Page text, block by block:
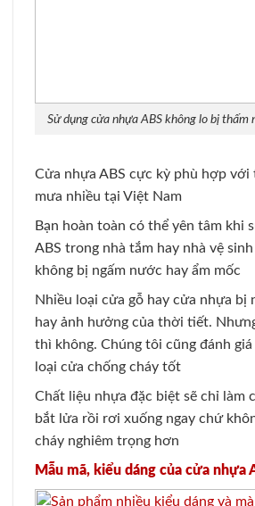
Sử dụng cửa nhựa ABS không lo bị
Cửa nhựa ABS cực kỳ phù hợp
mưa nhiều tại Việt Nam
Bạn hoàn toàn có thể yên tâm khi
ABS trong nhà tắm hay nhà vệ
không bị ngấm nước hay ẩm mốc
Nhiều loại cửa gỗ hay cửa nhựa bị
hay ảnh hưởng của thời tiết.
thì không. Chúng tôi cũng đánh giá
loại cửa chống cháy tốt
Chất liệu nhựa đặc biệt sẽ chỉ làm
bắt lửa rồi rơi xuống ngay chứ
cháy nghiêm trọng hơn
Mẫu mã, kiểu dáng của cửa nhựa